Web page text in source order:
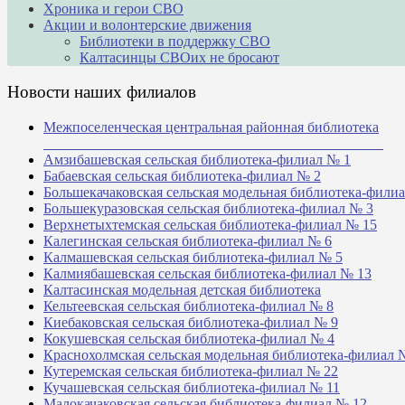
Хроника и герои СВО
Акции и волонтерские движения
Библиотеки в поддержку СВО
Калтасинцы СВОих не бросают
Новости наших филиалов
Межпоселенческая центральная районная библиотека
Амзибашевская сельская библиотека-филиал № 1
Бабаевская сельская библиотека-филиал № 2
Большекачаковская сельская модельная библиотека-
Большекуразовская сельская библиотека-филиал № 3
Верхнетыхтемская сельская библиотека-филиал № 15
Калегинская сельская библиотека-филиал № 6
Калмашевская сельская библиотека-филиал № 5
Калмиябашевская сельская библиотека-филиал № 13
Калтасинская модельная детская библиотека
Кельтеевская сельская библиотека-филиал № 8
Киебаковская сельская библиотека-филиал № 9
Кокушевская сельская библиотека-филиал № 4
Краснохолмская сельская модельная библиотека-филиал
Кутеремская сельская библиотека-филиал № 22
Кучашевская сельская библиотека-филиал № 11